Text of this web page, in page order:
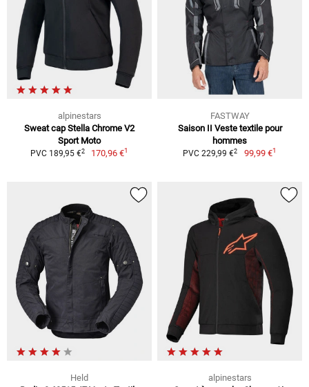
alpinestars
Sweat cap Stella Chrome V2
Sport Moto
PVC 189,95 €2 170,96 €1
FASTWAY
Saison II Veste textile pour
hommes
PVC 229,99 €2 99,99 €1
Held
alpinestars